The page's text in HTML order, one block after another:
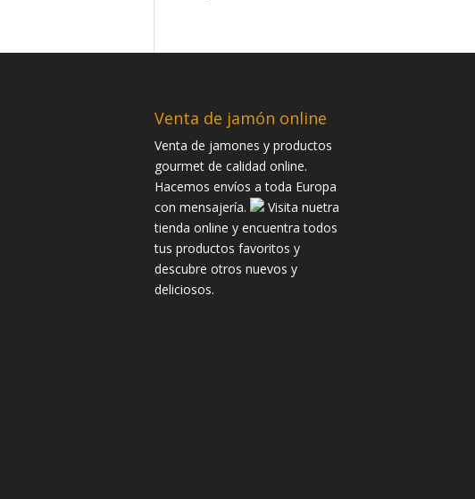
Venta de jamón online
Venta de jamones y productos
gourmet de calidad online.
Hacemos envíos a toda Europa
con mensajería.
Visita nuetra
tienda online y encuentra todos
tus productos favoritos y
descubre otros nuevos y
deliciosos.